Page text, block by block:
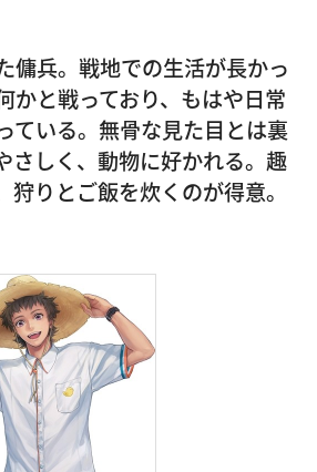
傭兵。戦地での生活が長かっ
かと戦っており、もはや日常
ている。無骨な見た目とは裏
さしく、動物に好かれる。趣
狩りとご飯を炊くのが得意。